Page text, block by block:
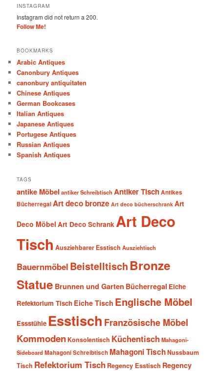
INSTAGRAM
Instagram did not return a 200.
Follow Me!
BOOKMARKS
Arabic Antiques
Canonbury Antiques
canonbury antiquitaten
Chinese Antiques
German Bookcases
Italian Antiques
Japanese Antiques
Portugese Antiques
Russian Antiques
Spanish Antiques
TAGS
antike Möbel antiker Schreibtisch Antiker TischAntikes
BücherregalArt deco bronze Art deco bücherschrank Art
Deco Möbel Art Deco Schrank Art Deco
Tisch Ausziehbarer Esstisch Ausziehtisch
Bauernmöbel Beistelltisch Bronze
Statue Brunnen und Garten Bücherregal Eiche
Refektorium Tisch Eiche Tisch Englische Möbel
Essstühle Esstisch Französische Möbel
Kommoden Konsolentisch Küchentisch Mahagoni-
SideboardMahagoni Schreibtisch Mahagoni TischNussbaum
Tisch Refektorium Tisch Regency Esstisch Regency